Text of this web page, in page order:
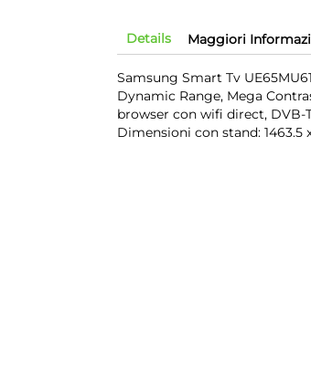
Details
Samsung Smart Tv
Dynamic Range, Mega
browser con wifi direct, DVB-
Dimensioni con stand: 1463.5
Maggiori